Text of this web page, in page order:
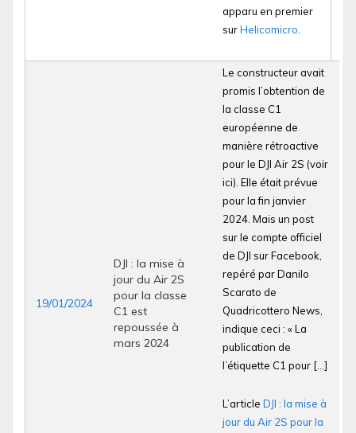
apparu en premier
surHelicomicro
19/01/2024
DJI : la mise à
jour du Air 2S
pour la classe
C1 est
repoussée à
mars 2024
Le constructeur avait
promis l’obtention de
la classe C1
européenne de
manière rétroactive
pour le DJI Air 2S (voir
ici). Elle était prévue
pour la fin janvier
2024. Mais un post
sur le compte officiel
de DJI sur Facebook,
repéré par Danilo
Scarato de
Quadricottero News,
indique ceci : « La
publication de
l’étiquette C1 pour […]
L’article DJI : la mise à
jour du Air 2S pour la